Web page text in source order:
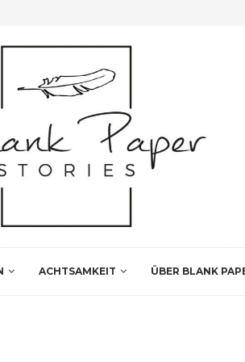
INSIDER TIPPS FÜR DEINEN LEIPZIG BESUCH
ACHTSAMKEIT ÜBER BLANK